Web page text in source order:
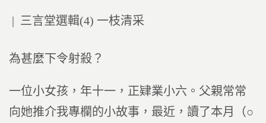
Posted
三言堂選輯(4) 一枝清采
為甚麼下令射殺？
一位小女孩，年十一，正肄業小六。父親常常
向她推介我專欄的小故事，最近，讀了本月（○